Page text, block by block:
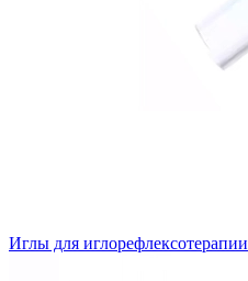
Иглы для иглорефлексотерапии